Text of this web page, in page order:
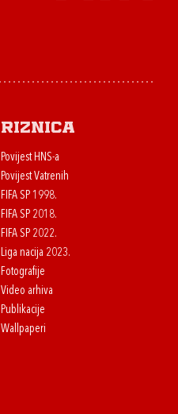
Riznica
Povijest HNS-a
Povijest Vatrenih
FIFA SP 1998.
FIFA SP 2018.
FIFA SP 2022.
Liga nacija 2023.
Fotografije
Video arhiva
Publikacije
Wallpaperi